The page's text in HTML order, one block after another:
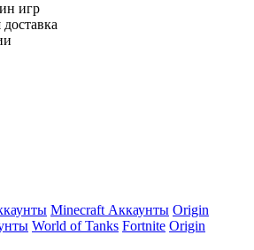
игр
Minecraft Аккаунты Origin
World of Tanks Fortnite Origin